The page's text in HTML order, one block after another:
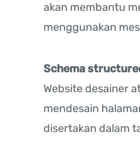
akan membantu
menggunakan
Schema
Website desainer
mendesain
disertakan dalam